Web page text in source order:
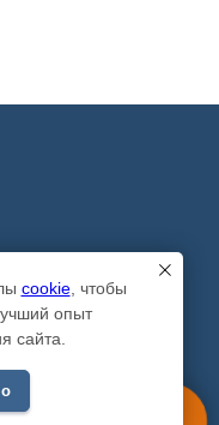
cookie, чтобы
опыт
сайта.